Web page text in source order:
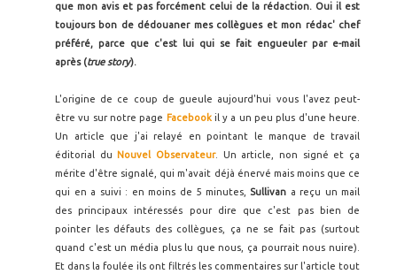
que mon avis et pas forcément celui de la rédaction. Oui il est
toujours bon de dédouaner mes collègues et mon rédac' chef
préféré, parce que c'est lui qui se fait engueuler par e-mail
après (true story).
L'origine de ce coup de gueule aujourd'hui vous l'avez peut-
être vu sur notre page Facebookil y a un peu plus d'une heure.
Un article que j'ai relayé en pointant le manque de travail
éditorial du Nouvel Observateur. Un article, non signé et ça
mérite d'être signalé, qui m'avait déjà énervé mais moins que ce
qui en a suivi : en moins de 5 minutes, Sullivan a reçu un mail
des principaux intéressés pour dire que c'est pas bien de
pointer les défauts des collègues, ça ne se fait pas (surtout
quand c'est un média plus lu que nous, ça pourrait nous nuire).
Et dans la foulée ils ont filtrés les commentaires sur l'article tout